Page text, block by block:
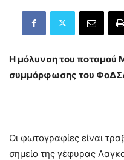
Η μόλυνση του ποταμού
συμμόρφωσης του
Οι φωτογραφίες είναι
σημείο της γέφυρας